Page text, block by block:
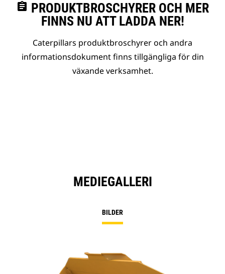
assignment PRODUKTBROSCHYRER OCH MER
FINNS NU ATT LADDA NER!
Caterpillars produktbroschyrer och andra
informationsdokument finns tillgängliga för din
växande verksamhet.
MEDIEGALLERI
BILDER